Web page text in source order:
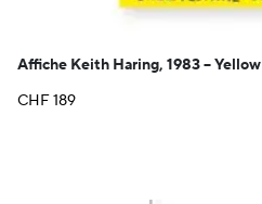
Affiche Keith Haring, 1983 – Yellow
CHF189